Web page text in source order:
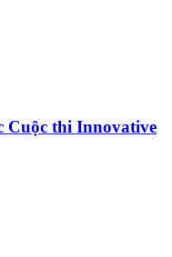
Cuộc thi Innovative